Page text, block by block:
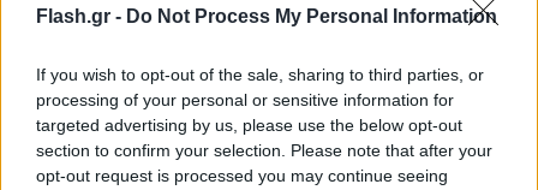
Flash.gr - Do Not Process My Personal Information
If you wish to opt-out of the sale, sharing to third parties, or
processing of your personal or sensitive information for
targeted advertising by us, please use the below opt-out
section to confirm your selection. Please note that after your
opt-out request is processed you may continue seeing